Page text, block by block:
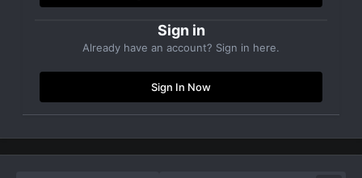
Sign in
Already have an account? Sign in here.
Sign In Now